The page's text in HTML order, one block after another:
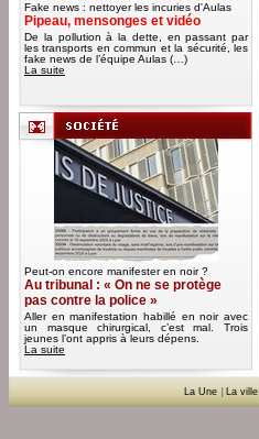
Fake news : nettoyer les incuries d'Aulas
Pipeau, mensonges et vidéo
De la pollution à la dette, en passant par
les transports en commun et la sécurité, les
fake news de l’équipe Aulas (…)
La suite
Peut-on encore manifester en noir ?
Au tribunal : « On ne se protège
pas contre la police »
Aller en manifestation habillé en noir avec
un masque chirurgical, c’est mal. Trois
jeunes l’ont appris à leurs dépens.
La suite
La Une La ville